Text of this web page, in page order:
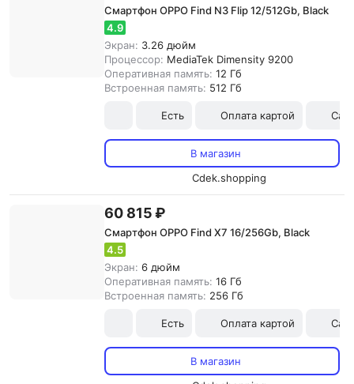
Смартфон OPPO Find N3 Flip 12/512Gb, Black
4.9
Экран: 3.26 дюйм
Процессор: MediaTek Dimensity 9200
Оперативная память: 12 Гб
Встроенная память: 512 Гб
Есть Оплата картой
В магазин
Cdek.shopping
60 815 ₽
Смартфон OPPO Find X7 16/256Gb, Black
4.5
Экран: 6 дюйм
Оперативная память: 16 Гб
Встроенная память: 256 Гб
Есть Оплата картой
В магазин